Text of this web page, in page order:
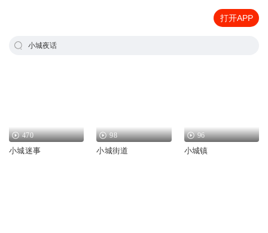
打开APP
小城夜话
470
小城迷事
98
小城街道
96
小城镇